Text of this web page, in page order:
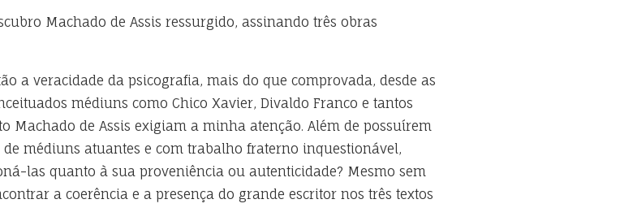
Machado de Assis ressurgido, assinando três obras
a veracidade da psicografia, mais do que comprovada, desde as
médiuns como Chico Xavier, Divaldo Franco e tantos
Machado de Assis exigiam a minha atenção. Além de possuírem
médiuns atuantes e com trabalho fraterno inquestionável,
las quanto à sua proveniência ou autenticidade? Mesmo sem
a coerência e a presença do grande escritor nos três textos